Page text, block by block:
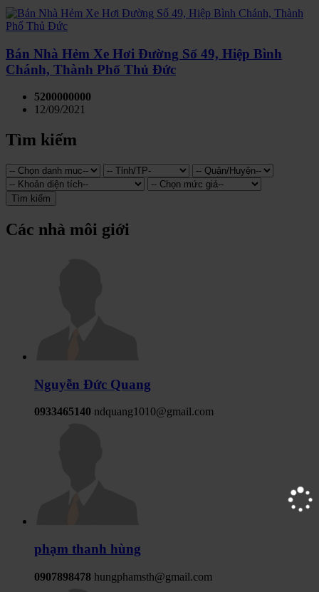
Bán Nhà Hẻm Xe Hơi Đường Số 49, Hiệp Bình
Chánh, Thành Phố Thủ Đức
5200000000
12/09/2021
Tìm kiếm
Tìm kiếm
Các nhà môi giới
Nguyễn Đức Quang
0933465140 ndquang1010@gmail.com
phạm thanh hùng
0907898478 hungphamsth@gmail.com